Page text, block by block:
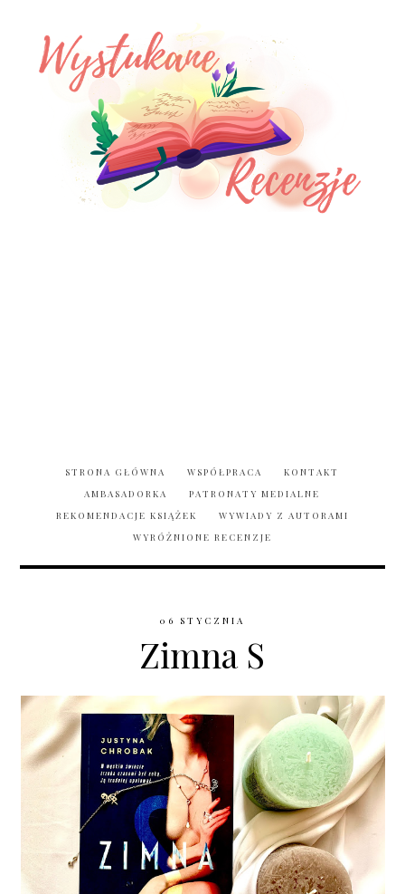
STRONA GŁÓWNA WSPÓŁPRACA
KONTAKT
AMBASADORKA
PATRONATY MEDIALNE
REKOMENDACJE KSIĄŻEK
WYWIADY Z AUTORAMI
WYRÓŻNIONE RECENZJE
06 STYCZNIA
Zimna S